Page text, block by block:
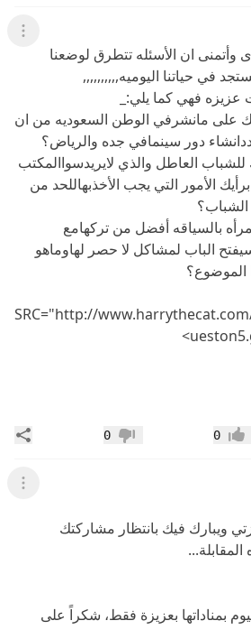
عرض
وأتمنى ان الأسئله تتطرق لوضعنا
في حياتنا اليوميه,,,,,,,,,,
عزيزه فهي كما يلي:_
على مانشرفي الوطن السعوديه من ان
دور سينمافي جده والرياض؟
العاطل والذي لايريدسواالمكتب
الأمور التي يجب الأخذبهاللحد من
الشباب؟
بالسياقه أفضل من تركهامع
الباب لمشاكل لا حصر لهاوماهو
الموضوع؟
SRC="http://
إعجاب0 عدم إعجاب
0
عرض
ويبارك فيك بانتظار مشاركتك
بمناداتها بعزيزة فقط، شكراً على